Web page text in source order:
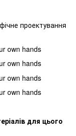
проектування
для цього